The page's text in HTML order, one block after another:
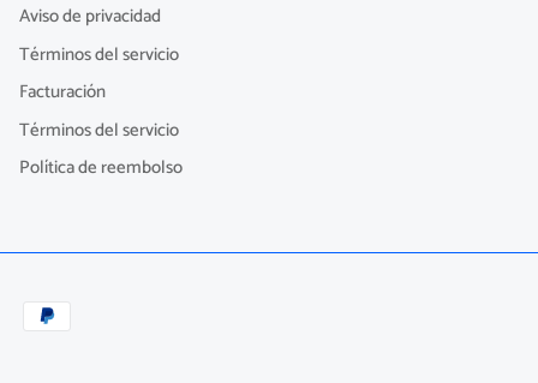
Aviso de privacidad
Términos del servicio
Facturación
Términos del servicio
Política de reembolso